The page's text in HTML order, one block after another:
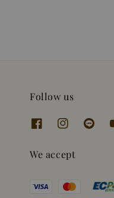
Follow us
We accept